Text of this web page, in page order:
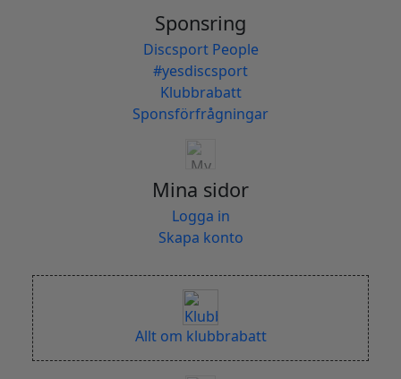
Sponsring
Discsport People
#yesdiscsport
Klubbrabatt
Sponsförfrågningar
Mina sidor
Logga in
Skapa konto
Allt om klubbrabatt